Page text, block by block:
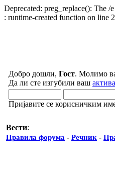
Deprecated: preg_replace(): The
: runtime-created function on line 2
Добро дошли, Гост. Молимо
Да ли сте изгубили ваш
Пријавите се корисничким
Вести:
Правила форума - Речник -